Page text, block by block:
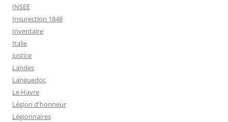
INSEE
Insurection 1848
Inventaire
Italie
Justice
Landes
Languedoc
Le Havre
Légion d'honneur
Légionnaires